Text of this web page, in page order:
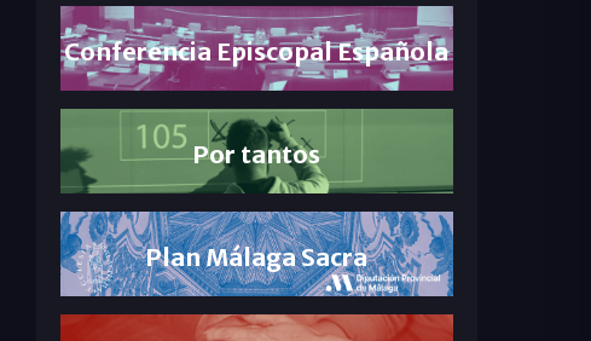
Conferencia Episcopal Española
Por tantos
Plan Málaga Sacra